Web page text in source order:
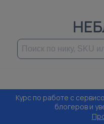
Курс по работе с
блогеров и